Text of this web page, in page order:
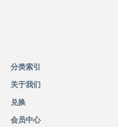
分类索引
关于我们
兑换
会员中心